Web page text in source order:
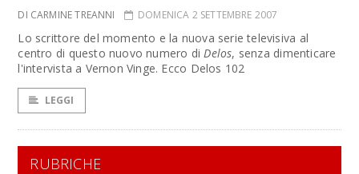
DI CARMINE TREANNI
DOMENICA 2 SETTEMBRE 2007
Lo scrittore del momento e la nuova serie televisiva al
centro di questo nuovo numero diDelos, senza dimenticare
l'intervista a Vernon Vinge. Ecco Delos 102
LEGGI
RUBRICHE